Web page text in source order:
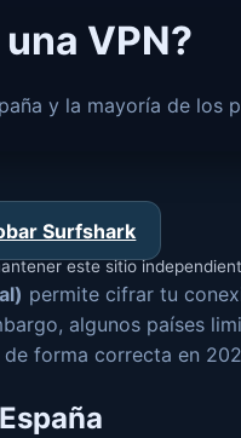
VPN?
y la mayoría de los
Surfshark
este sitio
permite cifrar tu
algunos países
forma correcta en